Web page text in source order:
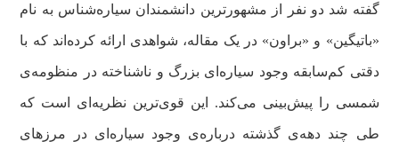
گفته شد دو نفر از مشهورترین دانشمندان سیاره‌شناس به نام
«باتیگین» و «براون» در یک مقاله، شواهدی ارائه کرده‌اند که با
دقتی کم‌سابقه وجود سیاره‌ای بزرگ و ناشناخته در منظومه‌ی
شمسی را پیش‌بینی می‌کند. این قوی‌ترین نظریه‌ای است که
طی چند دهه‌ی گذشته درباره‌ی وجود سیاره‌ای در مرزهای